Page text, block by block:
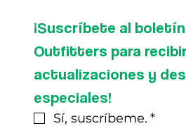
¡Suscríbete al
Outfitters para
actualizaciones y
especiales!
Sí, suscríbeme. *